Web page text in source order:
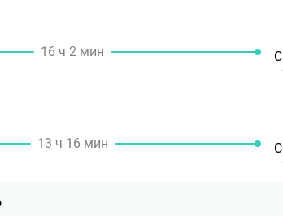
16 ч 2 мин
13 ч 16 мин